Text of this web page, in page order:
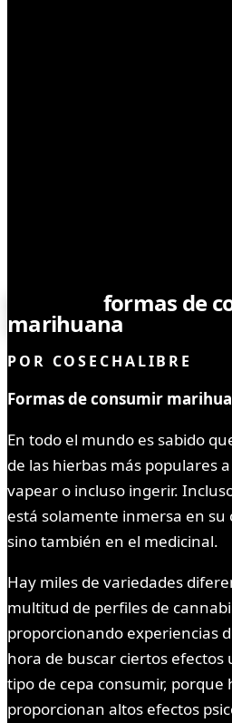
formas de
marihuana
POR COSECHALIBRE
Formas de consumir
En todo el mundo es sabido
de las hierbas más populares
vapear o incluso ingerir.
está solamente inmersa en
sino también en el medicinal.
Hay miles de variedades
multitud de perfiles de
proporcionando experiencias
hora de buscar ciertos efectos
tipo de cepa consumir, porque
proporcionan altos efectos